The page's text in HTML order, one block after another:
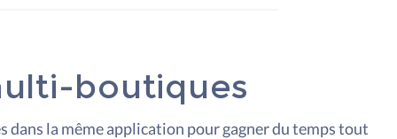
boutiques
dans la même application pour gagner du temps tout